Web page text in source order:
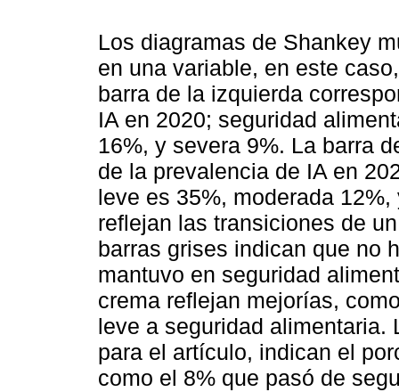
Los diagramas de Shankey
en una variable, en este
barra de la izquierda
IA en 2020; seguridad
16%, y severa 9%. La barra
de la prevalencia de IA en
leve es 35%, moderada
reflejan las transiciones de
barras grises indican que no
mantuvo en seguridad
crema reflejan mejorías,
leve a seguridad alimentaria.
para el artículo, indican el
como el 8% que pasó de